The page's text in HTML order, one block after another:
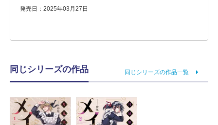
発売日：2025年03月27日
同じシリーズの作品 同じシリーズの作品一覧